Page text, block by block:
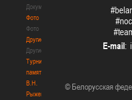
Документы
Фото
Фото
Другие
Другие
Турнир
памяти
В.Н.
Рыженкова
E-mail:
© Белорусская